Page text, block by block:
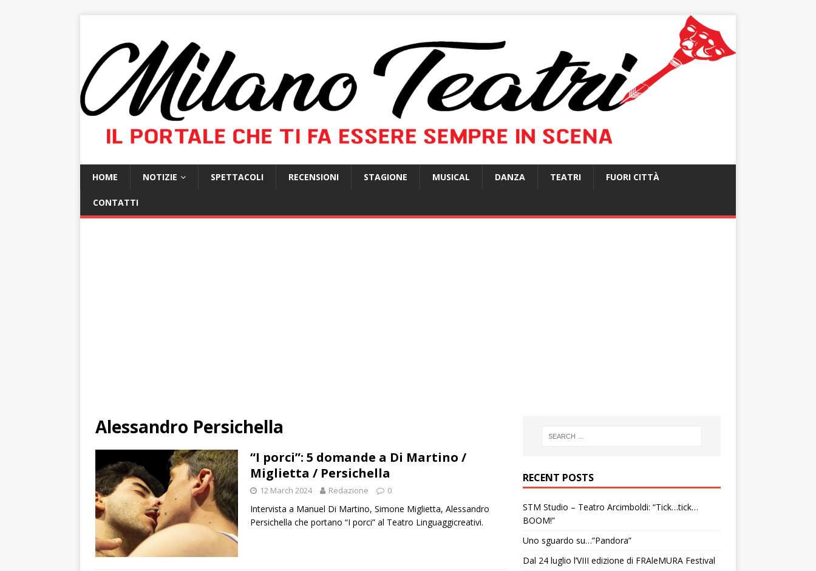
HOME NOTIZIE SPETTACOLI RECENSIONI STAGIONE MUSICAL DANZA TEATRI FUORI CITTÀ
CONTATTI
Alessandro Persichella
“I porci”: 5 domande a Di Martino /
Miglietta / Persichella
12 March 2024 Redazione 0
Intervista a Manuel Di Martino, Simone Miglietta, Alessandro
Persichella che portano “I porci” al Teatro Linguaggicreativi.
RECENT POSTS
STM Studio – Teatro Arcimboldi: “Tick…tick…
BOOM!”
Uno sguardo su…”Pandora”
Dal 24 luglio l’VIII edizione di FRAleMURA Festival